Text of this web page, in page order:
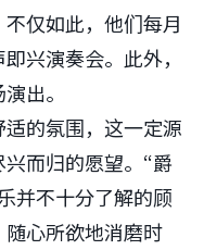
仅如此，他们每月
兴演奏会。此外，
出。
的氛围，这一定源
而归的愿望。“爵
并不十分了解的顾
心所欲地消磨时